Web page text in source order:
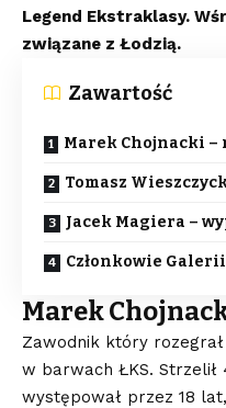
Legend Ekstraklasy.
związane z Łodzią.
Zawartość
Marek Chojnacki
Tomasz
Jacek Magiera –
Członkowie Galerii
Marek
Zawodnik który
w barwach ŁKS.
występował przez 18